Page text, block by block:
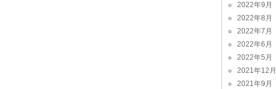
2022年9月
2022年8月
2022年7月
2022年6月
2022年5月
2021年12月
2021年9月